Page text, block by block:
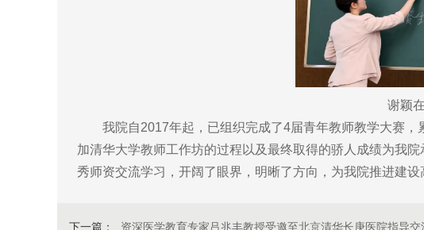
谢颖
我院自2017年起，已组织完成了4届青年教师教学大赛，
加清华大学教师工作坊的过程以及最终取得的骄人成绩为我
秀师资交流学习，开阔了眼界，明晰了方向，为我院推进建
下一篇： 资深医学教育专家吕兆丰教授受邀至北京清华长庚医院指导交